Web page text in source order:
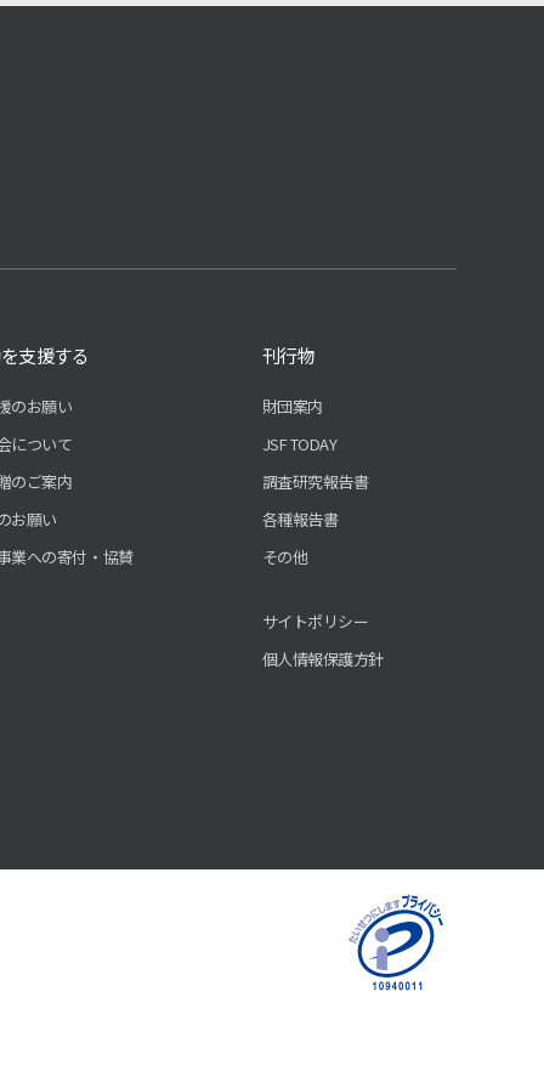
支援する
のお願い
について
のご案内
お願い
業への寄付・協賛
刊行物
財団案内
JSF TODAY
調査研究報告書
各種報告書
その他
サイトポリシー
個人情報保護方針